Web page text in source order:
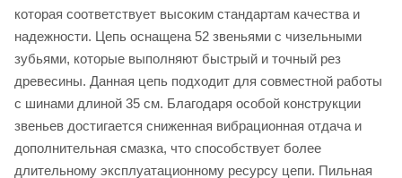
которая соответствует высоким стандартам качества и
надежности. Цепь оснащена 52 звеньями с чизельными
зубьями, которые выполняют быстрый и точный рез
древесины. Данная цепь подходит для совместной работы
с шинами длиной 35 см. Благодаря особой конструкции
звеньев достигается сниженная вибрационная отдача и
дополнительная смазка, что способствует более
длительному эксплуатационному ресурсу цепи. Пильная